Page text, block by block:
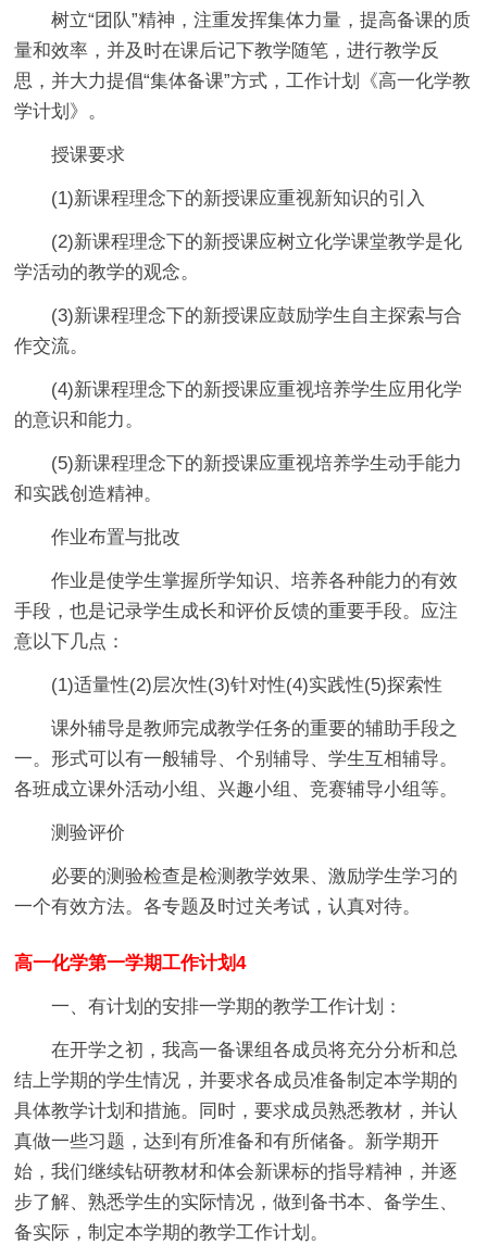
树立“团队”精神，注重发挥集体力量，提高备课的质
量和效率，并及时在课后记下教学随笔，进行教学反
思，并大力提倡“集体备课”方式，工作计划《高一化学教
学计划》。
授课要求
(1)新课程理念下的新授课应重视新知识的引入
(2)新课程理念下的新授课应树立化学课堂教学是化
学活动的教学的观念。
(3)新课程理念下的新授课应鼓励学生自主探索与合
作交流。
(4)新课程理念下的新授课应重视培养学生应用化学
的意识和能力。
(5)新课程理念下的新授课应重视培养学生动手能力
和实践创造精神。
作业布置与批改
作业是使学生掌握所学知识、培养各种能力的有效
手段，也是记录学生成长和评价反馈的重要手段。应注
意以下几点：
(1)适量性(2)层次性(3)针对性(4)实践性(5)探索性
课外辅导是教师完成教学任务的重要的辅助手段之
一。形式可以有一般辅导、个别辅导、学生互相辅导。
各班成立课外活动小组、兴趣小组、竞赛辅导小组等。
测验评价
必要的测验检查是检测教学效果、激励学生学习的
一个有效方法。各专题及时过关考试，认真对待。
高一化学第一学期工作计划4
一、有计划的安排一学期的教学工作计划：
在开学之初，我高一备课组各成员将充分分析和总
结上学期的学生情况，并要求各成员准备制定本学期的
具体教学计划和措施。同时，要求成员熟悉教材，并认
真做一些习题，达到有所准备和有所储备。新学期开
始，我们继续钻研教材和体会新课标的指导精神，并逐
步了解、熟悉学生的实际情况，做到备书本、备学生、
备实际，制定本学期的教学工作计划。